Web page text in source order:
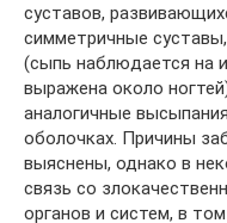
суставов,
симметричные
(сыпь наблюдается на
выражена около
аналогичные
оболочках. Причины
выяснены, однако в
связь со
органов и систем, в